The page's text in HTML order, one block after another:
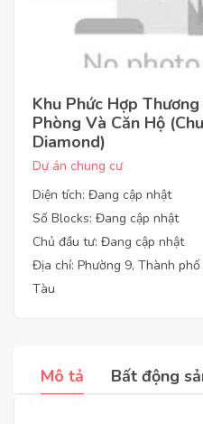
Khu Phức Hợp
Phòng Và Căn Hộ
Diamond)
Dự án chung cư
Diện tích: Đang cập nhật
Số Blocks: Đang cập nhật
Chủ đầu tư: Đang cập nhật
Địa chỉ: Phường 9, Thành
Tàu
Mô tả Bất động